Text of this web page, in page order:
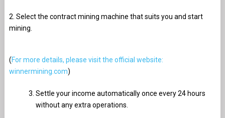
2. Select the contract mining machine that suits you and start
mining.
(For more details, please visit the official website:
winnermining.com)
Settle your income automatically once every 24 hours
without any extra operations.